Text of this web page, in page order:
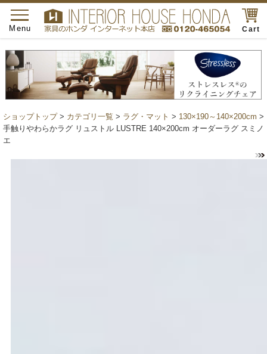
Cart
toggle
navigation
Menu
ショップトップ> カテゴリ一覧 > ラグ・マット > 130×190～140×200cm >
手触りやわらかラグ リュストル LUSTRE 140×200cm オーダーラグ スミノ
エ